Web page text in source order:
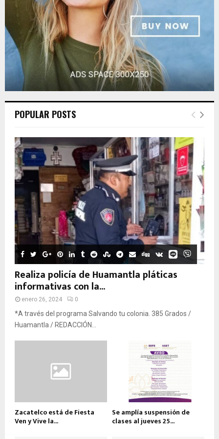
POPULAR POSTS
Realiza policía de Huamantla pláticas
informativas con la...
enero 26, 2024 0
*A través del programa Salvando tu colonia. 385 Grados /
Huamantla / REDACCIÓN...
Zacatelco está de Fiesta
Ven y Vive la...
Se amplía suspensión de
clases al jueves 25...